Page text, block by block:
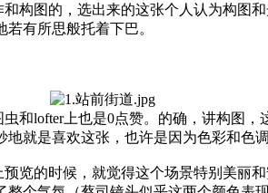
构图的，选出来的这张个人认为构图
有所思般托着下巴。
和lofter上也是0点赞。的确，讲构图
就是喜欢这张，也许是因为色彩和色调
览的时候，就觉得这个场景特别美丽